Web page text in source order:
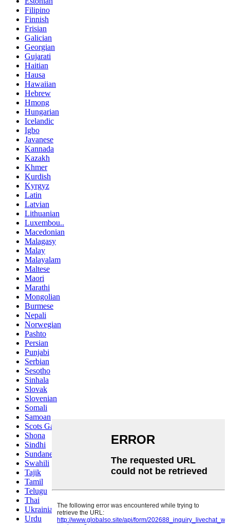
Filipino
Finnish
Frisian
Galician
Georgian
Gujarati
Haitian
Hausa
Hawaiian
Hebrew
Hmong
Hungarian
Icelandic
Igbo
Javanese
Kannada
Kazakh
Khmer
Kurdish
Kyrgyz
Latin
Latvian
Lithuanian
Luxembou..
Macedonian
Malagasy
Malay
Malayalam
Maltese
Maori
Marathi
Mongolian
Burmese
Nepali
Norwegian
Pashto
Persian
Punjabi
Serbian
Sesotho
Sinhala
Slovak
Slovenian
Somali
Samoan
Scots Gaelic
Shona
Sindhi
Sundanese
Swahili
Tajik
Tamil
Telugu
Thai
Ukrainian
Urdu